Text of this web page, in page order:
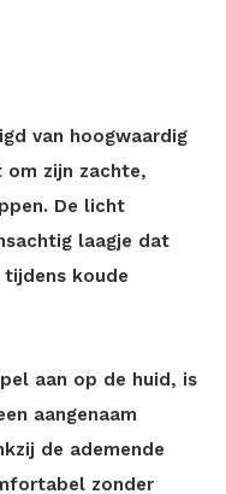
van hoogwaardig
zijn zachte,
De licht
laagje dat
koude
aan op de huid, is
aangenaam
de ademende
zonder